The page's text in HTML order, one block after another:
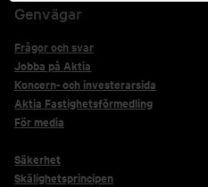
Genvägar
Frågor och svar
Jobba på Aktia
Koncern- och investerarsida
Aktia Fastighetsförmedling
För media
Säkerhet
Skälighetsprincipen